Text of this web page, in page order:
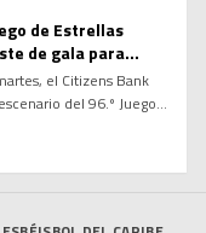
el Joven
de 4-0 a la Liga
del Clásico de […]
de Estrellas
de gala para
de la MLB
el Citizens Bank
del 96.º Juego
la Liga Americana y la